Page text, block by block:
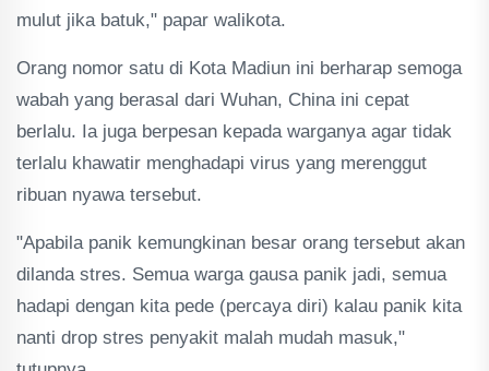
mulut jika batuk," papar walikota.
Orang nomor satu di Kota Madiun ini berharap semoga
wabah yang berasal dari Wuhan, China ini cepat
berlalu. Ia juga berpesan kepada warganya agar tidak
terlalu khawatir menghadapi virus yang merenggut
ribuan nyawa tersebut.
"Apabila panik kemungkinan besar orang tersebut akan
dilanda stres. Semua warga gausa panik jadi, semua
hadapi dengan kita pede (percaya diri) kalau panik kita
nanti drop stres penyakit malah mudah masuk,"